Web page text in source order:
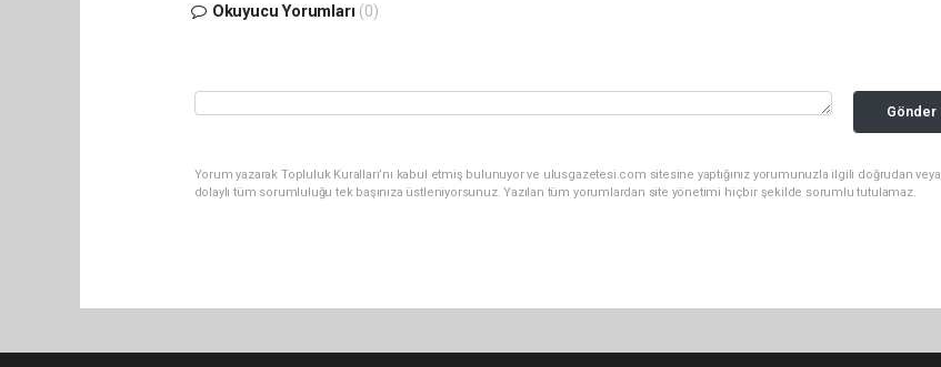
Okuyucu Yorumları (0)
Gönder
Yorum yazarak Topluluk Kuralları’nı kabul etmiş bulunuyor ve ulusgazetesi.com sitesine yaptığınız yorumunuzla ilgili doğrudan veya
dolaylı tüm sorumluluğu tek başınıza üstleniyorsunuz. Yazılan tüm yorumlardan site yönetimi hiçbir şekilde sorumlu tutulamaz.